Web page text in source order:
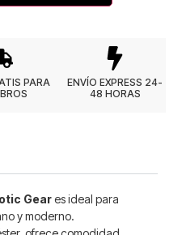
Geares ideal para
y moderno.
PARA
ENVÍO EXPRESS 24-
48 HORAS